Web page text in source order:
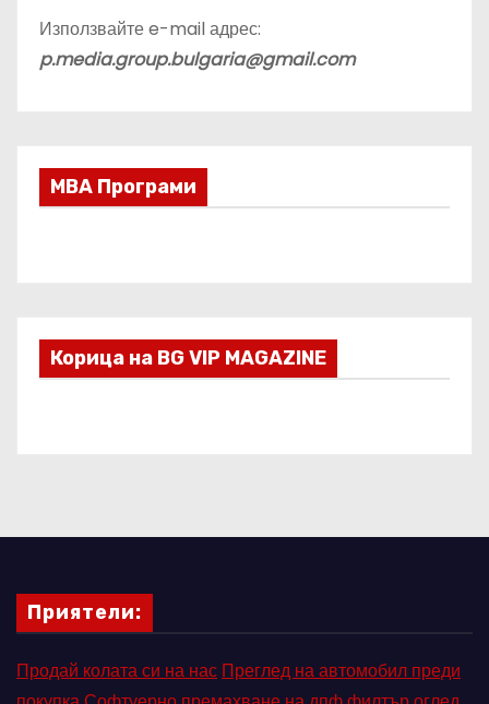
Използвайте e-mail адрес:
p.media.group.bulgaria@gmail.com
МВА Програми
Корица на BG VIP MAGAZINE
Приятели:
Продай колата си на нас Преглед на автомобил преди